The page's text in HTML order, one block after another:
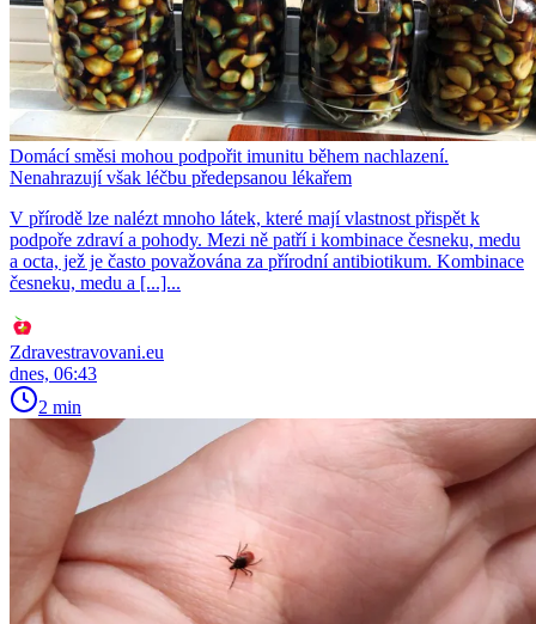
Domácí směsi mohou podpořit imunitu během nachlazení.
Nenahrazují však léčbu předepsanou lékařem
V přírodě lze nalézt mnoho látek, které mají vlastnost přispět k
podpoře zdraví a pohody. Mezi ně patří i kombinace česneku, medu
a octa, jež je často považována za přírodní antibiotikum. Kombinace
česneku, medu a [...]...
Zdravestravovani.eu
dnes, 06:43
2 min